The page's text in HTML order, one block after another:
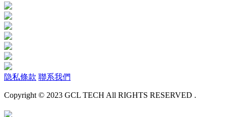
隐私條款 聯系我們
Copyright © 2023 GCL TECH All RIGHTS RESERVED .